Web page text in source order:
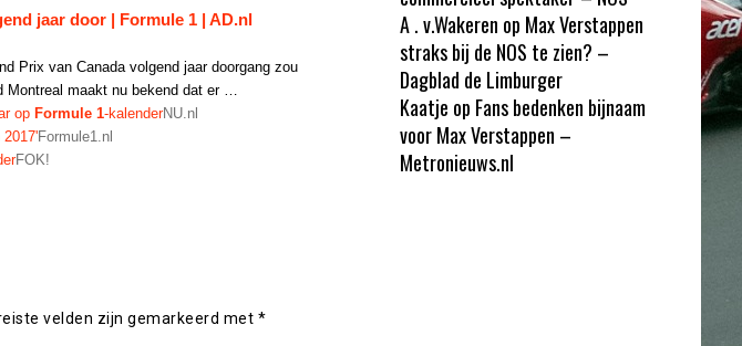
jaar door | Formule 1 | AD.nl
Prix van Canada volgend jaar doorgang zou
Montreal maakt nu bekend dat er …
op Formule 1-kalenderNU.nl
Formule1.nl
FOK!
velden zijn gemarkeerd met *
A . v.Wakeren op Max Verstappen
straks bij de NOS te zien? –
Dagblad de Limburger
Kaatje op Fans bedenken bijnaam
voor Max Verstappen –
Metronieuws.nl